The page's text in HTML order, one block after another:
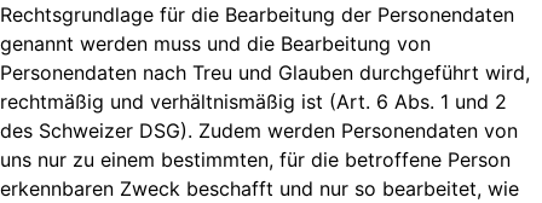
Rechtsgrundlage für die Bearbeitung der Personendaten
genannt werden muss und die Bearbeitung von
Personendaten nach Treu und Glauben durchgeführt wird,
rechtmäßig und verhältnismäßig ist (Art. 6 Abs. 1 und 2
des Schweizer DSG). Zudem werden Personendaten von
uns nur zu einem bestimmten, für die betroffene Person
erkennbaren Zweck beschafft und nur so bearbeitet, wie